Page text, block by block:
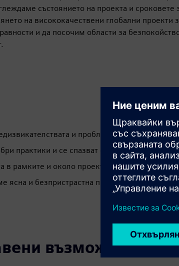
състоянието на проекта и сроковете
на висококачествени глобални
и да посочим области за
и проблемите се
практики и се спазват стратегиите
в рамките и около проекта се подобрява
ясна и безпристрастна представа
възможности